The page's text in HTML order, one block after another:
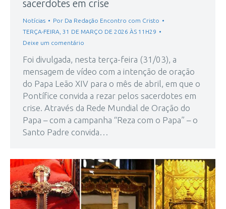
sacerdotes em crise
Notícias Por Da Redação Encontro com Cristo
TERÇA-FEIRA, 31 DE MARÇO DE 2026 ÀS 11H29
Deixe um comentário
Foi divulgada, nesta terça-feira (31/03), a
mensagem de vídeo com a intenção de oração
do Papa Leão XIV para o mês de abril, em que o
Pontífice convida a rezar pelos sacerdotes em
crise. Através da Rede Mundial de Oração do
Papa – com a campanha “Reza com o Papa” – o
Santo Padre convida…